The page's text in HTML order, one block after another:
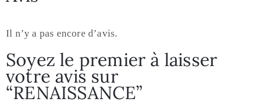
Il n’y a pas encore d’avis.
Soyez le premier à laisser
votre avis sur
“RENAISSANCE”